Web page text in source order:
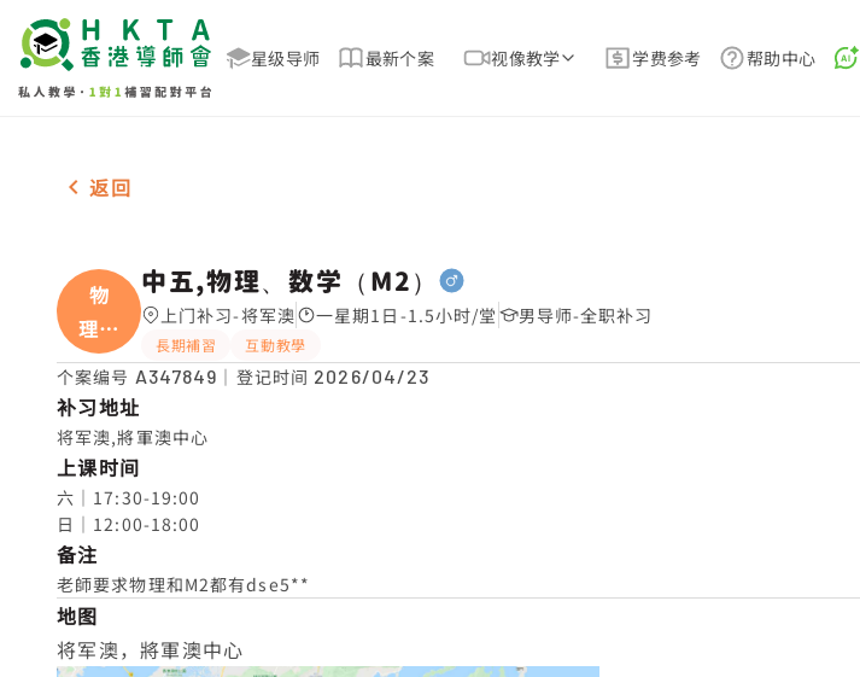
星级导师 最新个案 视像教学 学费参考 帮助中心
男-1名 中五,物理、数学（M2），将军澳 补习推介
返回
物
理、
数学
中五,物理、数学（M2）
上门补习-将军澳 一星期1日-1.5小时/堂 男导师-全职补习
長期補習 互動教學
个案编号 A347849 ｜登记时间 2026/04/23
补习地址
将军澳,將軍澳中心
上课时间
六｜17:30-19:00
日｜12:00-18:00
备注
老師要求物理和M2都有dse5**
地图
将军澳，將軍澳中心